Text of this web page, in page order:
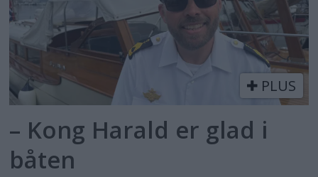
PLUS
– Kong Harald er glad i
båten